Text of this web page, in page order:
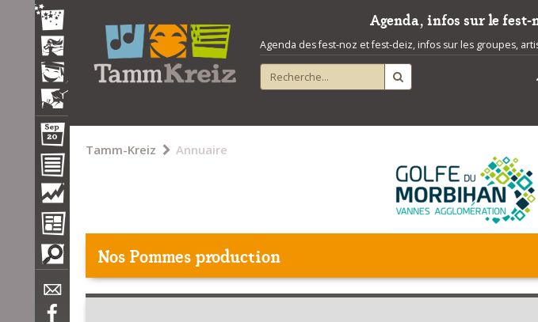
Agenda, infos sur le
Agenda des fest-noz et fest-deiz, infos sur les groupes,
Tamm-Kreiz Annuaire
Nos Pommes production